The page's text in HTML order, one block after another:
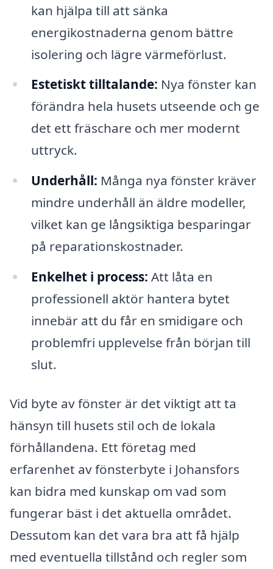
kan hjälpa till att sänka
energikostnaderna genom bättre
isolering och lägre värmeförlust.
Estetiskt tilltalande: Nya fönster kan
förändra hela husets utseende och ge
det ett fräschare och mer modernt
uttryck.
Underhåll: Många nya fönster kräver
mindre underhåll än äldre modeller,
vilket kan ge långsiktiga besparingar
på reparationskostnader.
Enkelhet i process: Att låta en
professionell aktör hantera bytet
innebär att du får en smidigare och
problemfri upplevelse från början till
slut.
Vid byte av fönster är det viktigt att ta
hänsyn till husets stil och de lokala
förhållandena. Ett företag med
erfarenhet av fönsterbyte i Johansfors
kan bidra med kunskap om vad som
fungerar bäst i det aktuella området.
Dessutom kan det vara bra att få hjälp
med eventuella tillstånd och regler som